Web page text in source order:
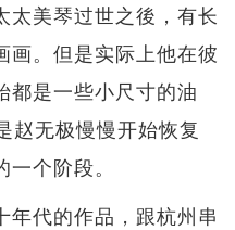
太美琴过世之後，有长
画。但是实际上他在彼
都是一些小尺寸的油
赵无极慢慢开始恢复
个阶段。
年代的作品，跟杭州串